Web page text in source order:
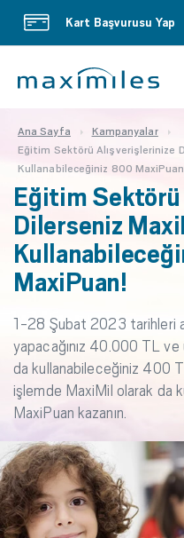
Kart Başvurusu Yap
Ana Sayfa
Kampanyalar
Eğitim Sektörü Alışverişlerinize
Kullanabileceğiniz 800
Eğitim
Dilerseniz
MaxiPuan!
1-28 Şubat 2023 tarihleri
yapacağınız 40.000 TL
da kullanabileceğiniz 400
işlemde MaxiMil olarak da
MaxiPuan kazanın.